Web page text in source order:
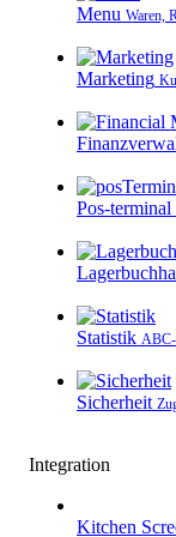
Menu Waren,
Marketing
Pos-terminal
Statistik ABC-
Sicherheit
Integration
Kitchen